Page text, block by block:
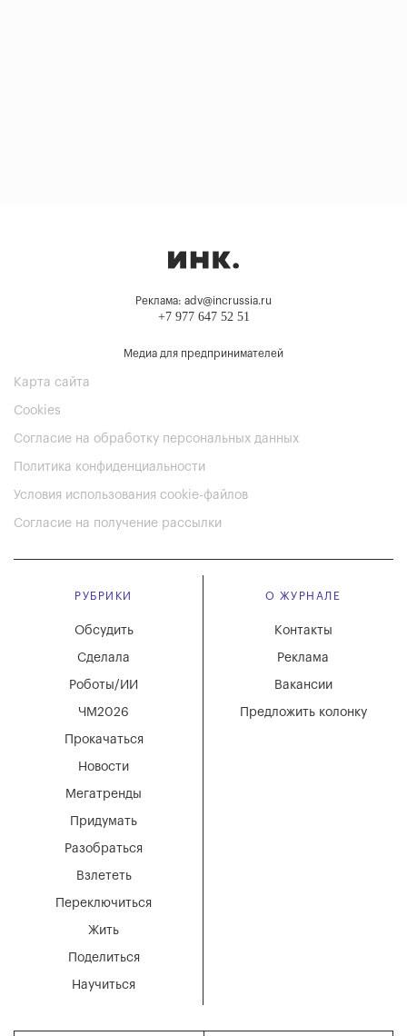
Реклама: adv@incrussia.ru
+7 977 647 52 51
Медиа для предпринимателей
Карта сайта
Cookies
Согласие на обработку персональных данных
Политика конфиденциальности
Условия использования cookie-файлов
Согласие на получение рассылки
РУБРИКИ
Мегатренды
Придумать
Разобраться
Взлететь
Новости
Переключиться
Жить
Поделиться
Научиться
Обсудить
Сделала
Роботы/ИИ
ЧМ2026
Прокачаться
О ЖУРНАЛЕ
Вакансии
Реклама
Контакты
Предложить колонку